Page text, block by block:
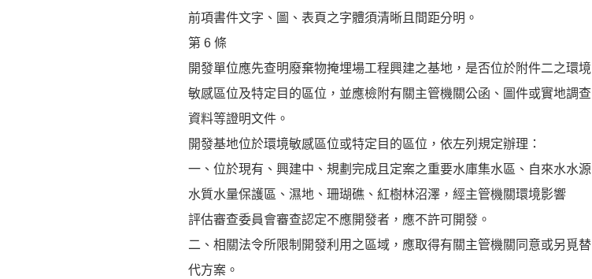
前項書件文字、圖、表頁之字體須清晰且間距分明。
第 6 條
開發單位應先查明廢棄物掩埋場工程興建之基地，是否位於附件二之環境
敏感區位及特定目的區位，並應檢附有關主管機關公函、圖件或實地調查
資料等證明文件。
開發基地位於環境敏感區位或特定目的區位，依左列規定辦理：
一、位於現有、興建中、規劃完成且定案之重要水庫集水區、自來水水源
水質水量保護區、濕地、珊瑚礁、紅樹林沼澤，經主管機關環境影響
評估審查委員會審查認定不應開發者，應不許可開發。
二、相關法令所限制開發利用之區域，應取得有關主管機關同意或另覓替
代方案。